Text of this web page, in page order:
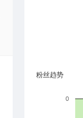
粉丝趋势